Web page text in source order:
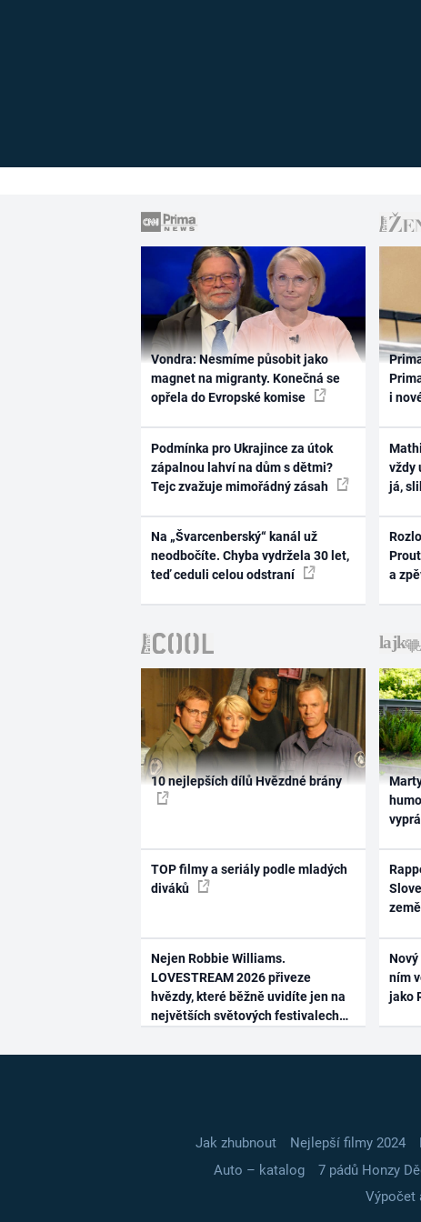
Vondra: Nesmíme působit jako
magnet na migranty. Konečná se
opřela do Evropské komise
Podmínka pro Ukrajince za útok
zápalnou lahví na dům s dětmi?
Tejc zvažuje mimořádný zásah
Na „Švarcenberský“ kanál už
neodbočíte. Chyba vydržela 30 let,
teď ceduli celou odstraní
i
vždy
já,
a
10 nejlepších dílů Hvězdné brány
TOP filmy a seriály podle mladých
diváků
Nejen Robbie Williams.
LOVESTREAM 2026 přiveze
hvězdy, které běžně uvidíte jen na
největších světových festivalech
Nový
ním
jako
Jak zhubnout Nejlepší filmy 2024
Auto – katalog
7 pádů Honzy
Výpočet